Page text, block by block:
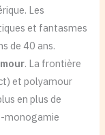
Les
et fantasmes
de 40 ans.
. La frontière
et polyamour
en plus de
monogamie